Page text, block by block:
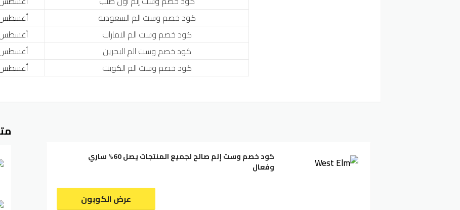
كود خصم وست الم السعودية
أغسطس 6,
كود خصم وست الم الامارات
أغسطس 6,
كود خصم وست الم البحرين
أغسطس 6,
كود خصم وست الم الكويت
أغسطس 6,
كود خصم وست إلم صالح لجميع المنتجات يصل 60% ساري
وفعال
عرض الكوبون